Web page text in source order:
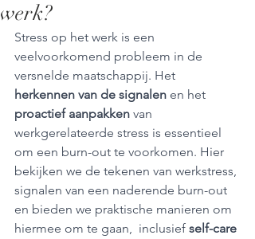
werk?
Stress op het werk is een
veelvoorkomend probleem in de
versnelde maatschappij. Het
herkennen van de signalen en het
proactief aanpakken van
werkgerelateerde stress is essentieel
om een burn-out te voorkomen. Hier
bekijken we de tekenen van werkstress,
signalen van een naderende burn-out
en bieden we praktische manieren om
hiermee om te gaan,  inclusief self-care